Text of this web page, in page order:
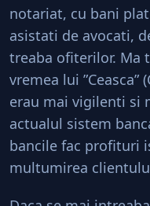
notariat, cu bani
asistati de avocati,
treaba ofiterilor. Ma
vremea lui
erau mai vigilenti si
actualul sistem
bancile fac profituri
multumirea